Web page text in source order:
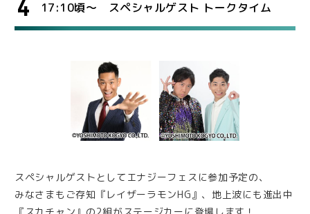
4 17:10頃～ スペシャルゲスト トークタイム
スペシャルゲストとしてエナジーフェスに参加予定の、
みなさまもご存知『レイザーラモンHG』、地上波にも進出中
『スカチャン』の2組がステージカーに登場します！